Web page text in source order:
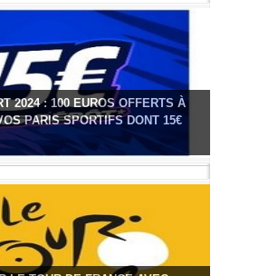
2024 : 100 EUROS OFFERTS À
PARIS SPORTIFS DONT 15€